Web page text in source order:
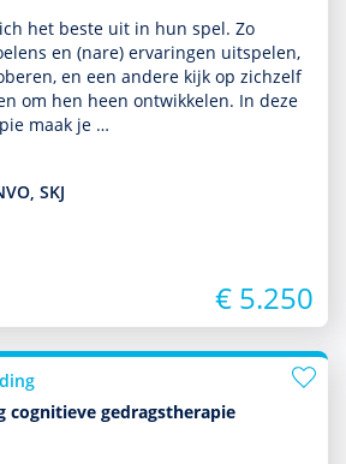
het beste uit in hun spel. Zo
en (nare) ervaringen uitspelen,
en een andere kijk op zichzelf
om hen heen ontwik­kelen. In deze
maak je …
SKJ
€ 5.250
cognitieve gedragstherapie